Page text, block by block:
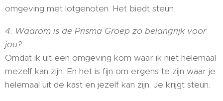
omgeving met lotgenoten. Het biedt steun.
4. Waarom is de Prisma Groep zo belangrijk voor
jou?
Omdat ik uit een omgeving kom waar ik niet helemaal
mezelf kan zijn. En het is fijn om ergens te zijn waar je
helemaal uit de kast en jezelf kan zijn. Je krijgt steun.